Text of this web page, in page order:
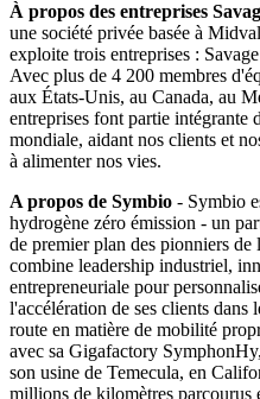
À propos des entreprises
une société privée basée à
exploite trois entreprises :
Avec plus de 4 200 membres
aux États-Unis, au Canada, au
entreprises font partie intégrante
mondiale, aidant nos clients et
à alimenter nos vies.
A propos de Symbio - Symbio
hydrogène zéro émission - un
de premier plan des pionniers
combine leadership industriel,
entrepreneuriale pour
l'accélération de ses clients dans
route en matière de mobilité
avec sa Gigafactory
son usine de Temecula, en
millions de kilomètres parcourus